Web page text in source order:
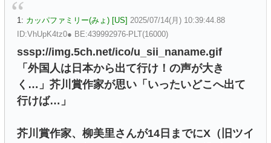
1: カッパファミリー(みょ) [US] 2025/07/14(月) 10:39:44.88
ID:VhUpK4tz0● BE:439992976-PLT(16000)
sssp://img.5ch.net/ico/u_sii_naname.gif
「外国人は日本から出て行け！の声が大き
く…」芥川賞作家が思い「いったいどこへ出て
行けば…」
芥川賞作家、柳美里さんが14日までにX（旧ツイ